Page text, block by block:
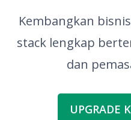
Kembangkan
stack lengkap
dan
UPGRADE